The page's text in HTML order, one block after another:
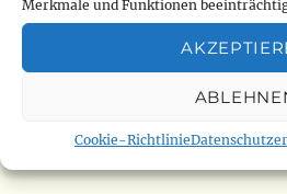
Merkmale und Funktionen
Cookie-Richtlinie
Vertrauten, dass es keine
dass er betrogen hat und
politischen Abrechnung ist.
Kaskadierende